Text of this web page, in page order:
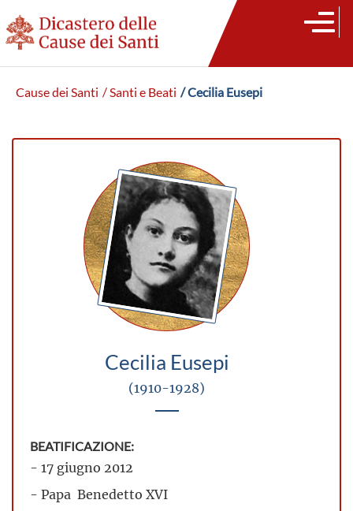
Cause dei Santi / Santi e Beati / Cecilia Eusepi
Cecilia Eusepi
(1910-1928)
BEATIFICAZIONE:
- 17 giugno 2012
- Papa Benedetto XVI